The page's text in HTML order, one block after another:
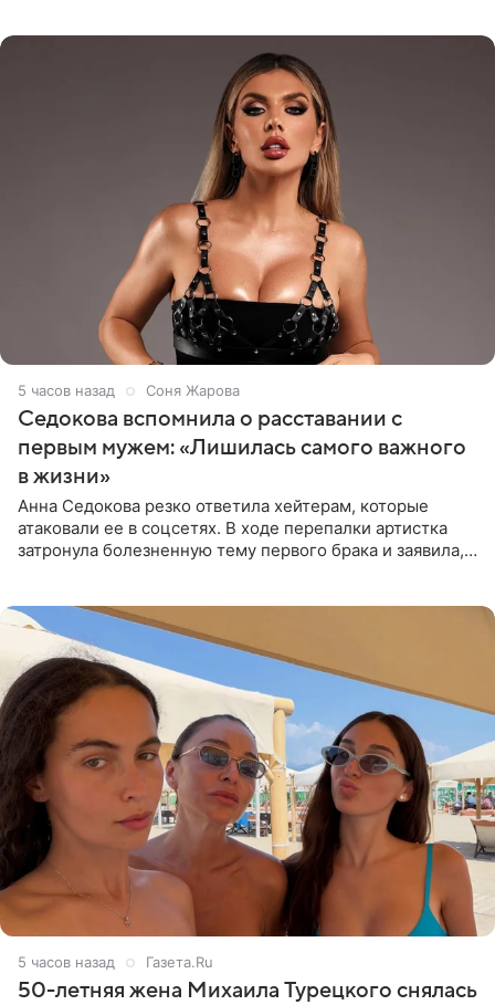
5 часов назад Соня Жарова
Седокова вспомнила о расставании с
первым мужем: «Лишилась самого важного
в жизни»
Анна Седокова резко ответила хейтерам, которые
атаковали ее в соцсетях. В ходе перепалки артистка
затронула болезненную тему первого брака и заявила,
5 часов назад Газета.Ru
50-летняя жена Михаила Турецкого снялась